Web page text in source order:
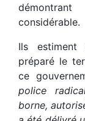
considérable.
Ils estiment
préparé le
ce
police
borne,